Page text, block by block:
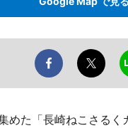
めた「長崎ねこさる